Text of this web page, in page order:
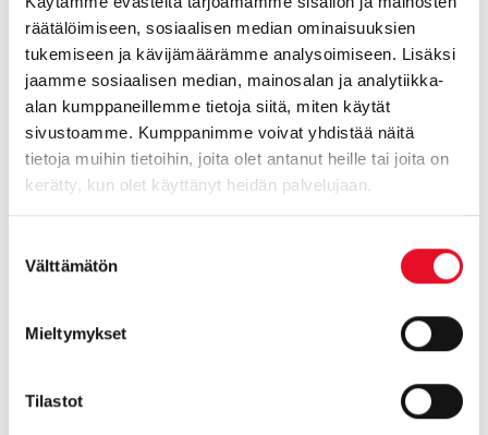
räätälöimiseen, sosiaalisen median ominaisuuksien
tukemiseen ja kävijämäärämme analysoimiseen. Lisäksi
jaamme sosiaalisen median, mainosalan ja analytiikka-
alan kumppaneillemme tietoja siitä, miten käytät
sivustoamme. Kumppanimme voivat yhdistää näitä
tietoja muihin tietoihin, joita olet antanut heille tai joita on
kerätty, kun olet käyttänyt heidän palvelujaan.
valinta
Välttämätön
Mieltymykset
Tilastot
ja ruoanlaittotapoja
sekä elintarvikkeiden
ostokriteerejä. Tänä
vuonna tutkimme
tarkemmin myös
kaupan omien
merkkien ostamista.
Suomi Syö -
kulttuuritaustoista